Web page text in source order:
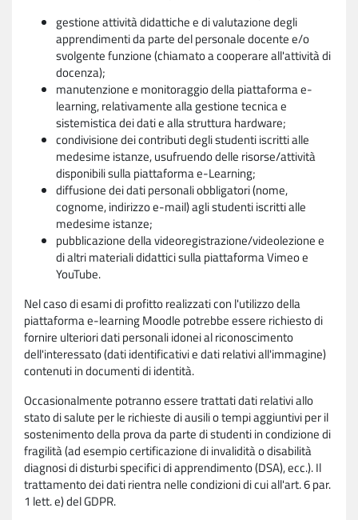
gestione attività didattiche e di valutazione degli
apprendimenti da parte del personale docente e/o
svolgente funzione (chiamato a cooperare all'attività di
docenza);
manutenzione e monitoraggio della piattaforma e-
learning, relativamente alla gestione tecnica e
sistemistica dei dati e alla struttura hardware;
condivisione dei contributi degli studenti iscritti alle
medesime istanze, usufruendo delle risorse/attività
disponibili sulla piattaforma e-Learning;
diffusione dei dati personali obbligatori (nome,
cognome, indirizzo e-mail) agli studenti iscritti alle
medesime istanze;
pubblicazione della videoregistrazione/videolezione e
di altri materiali didattici sulla piattaforma Vimeo e
YouTube.
Nel caso di esami di profitto realizzati con l'utilizzo della
piattaforma e-learning Moodle potrebbe essere richiesto di
fornire ulteriori dati personali idonei al riconoscimento
dell'interessato (dati identificativi e dati relativi all'immagine)
contenuti in documenti di identità.
Occasionalmente potranno essere trattati dati relativi allo
stato di salute per le richieste di ausili o tempi aggiuntivi per il
sostenimento della prova da parte di studenti in condizione di
fragilità (ad esempio certificazione di invalidità o disabilità
diagnosi di disturbi specifici di apprendimento (DSA), ecc.). Il
trattamento dei dati rientra nelle condizioni di cui all'art. 6 par.
1 lett. e) del GDPR.